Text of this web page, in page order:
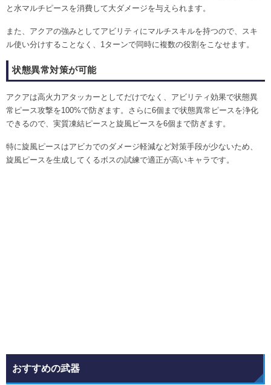
と水マルチピースを消費して大ダメージを与えられます。
また、アクアの強みとしてアビリティにマルチスキルを持つので、スキ
ル使い分けすることなく、1ターンで同時に複数の役割をこなせます。
状態異常対策が可能
アクアは高火力アタッカーとしてだけでなく、アビリティ効果で状態異
常ピース攻撃を100%で防ぎます。さらに6個まで状態異常ピースを浄化
できるので、実質凍結ピースと旋風ピースを6個まで防ぎます。
特に旋風ピースはアビカでのダメージ軽減など対策手段が少ないため、
旋風ピースを生成してくるボスの試練で適正が高いキャラです。
おすすめの武器